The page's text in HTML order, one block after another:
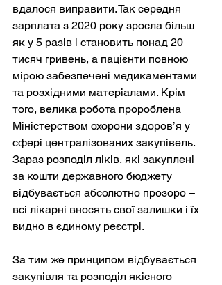
вдалося виправити. Так середня
зарплата з 2020 року зросла більш
як у 5 разів і становить понад 20
тисяч гривень, а пацієнти повною
мірою забезпечені медикаментами
та розхідними матеріалами. Крім
того, велика робота пророблена
Міністерством охорони здоров’я у
сфері централізованих закупівель.
Зараз розподіл ліків, які закуплені
за кошти державного бюджету
відбувається абсолютно прозоро –
всі лікарні вносять свої залишки і їх
видно в єдиному реєстрі.
За тим же принципом відбувається
закупівля та розподіл якісного